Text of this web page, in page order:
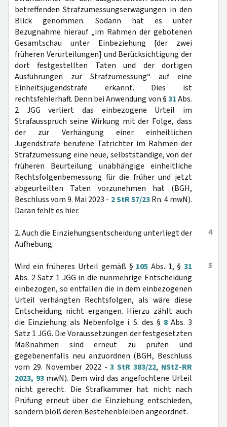
betreffenden Strafzumessungserwägungen in den
Blick genommen. Sodann hat es unter
Bezugnahme hierauf „im Rahmen der gebotenen
Gesamtschau unter Einbeziehung [der zwei
früheren Verurteilungen] und Berücksichtigung der
dort festgestellten Taten und der dortigen
Ausführungen zur Strafzumessung“ auf eine
Einheitsjugendstrafe erkannt. Dies ist
rechtsfehlerhaft. Denn bei Anwendung von §31Abs.
2 JGG verliert das einbezogene Urteil im
Strafausspruch seine Wirkung mit der Folge, dass
der zur Verhängung einer einheitlichen
Jugendstrafe berufene Tatrichter im Rahmen der
Strafzumessung eine neue, selbstständige, von der
früheren Beurteilung unabhängige einheitliche
Rechtsfolgenbemessung für die früher und jetzt
abgeurteilten Taten vorzunehmen hat (BGH,
Beschluss vom 9. Mai 2023 - 2 StR 57/23Rn. 4 mwN).
Daran fehlt es hier.
4
2. Auch die Einziehungsentscheidung unterliegt der
Aufhebung.
5
Wird ein früheres Urteil gemäß § 105 Abs. 1, §31
Abs. 2 Satz 1 JGG in die nunmehrige Entscheidung
einbezogen, so entfallen die in dem einbezogenen
Urteil verhängten Rechtsfolgen, als wäre diese
Entscheidung nicht ergangen. Hierzu zählt auch
die Einziehung als Nebenfolge i. S. des § 8 Abs. 3
Satz 1 JGG. Die Voraussetzungen der festgesetzten
Maßnahmen sind erneut zu prüfen und
gegebenenfalls neu anzuordnen (BGH, Beschluss
vom 29. November 2022 -3 StR 383/22, NStZ-RR
2023, 93mwN). Dem wird das angefochtene Urteil
nicht gerecht. Die Strafkammer hat nicht nach
Prüfung erneut über die Einziehung entschieden,
sondern bloß deren Bestehenbleiben angeordnet.